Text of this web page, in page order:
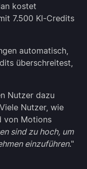
kostet
7.500 KI-Credits
automatisch,
überschreitest,
Nutzer dazu
Nutzer, wie
von Motions
sind zu hoch, um
einzuführen."